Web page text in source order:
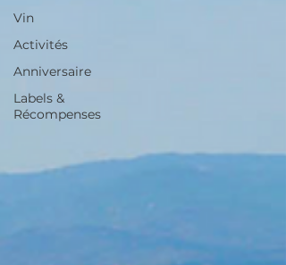
Vin
Activités
Anniversaire
Labels &
Récompenses